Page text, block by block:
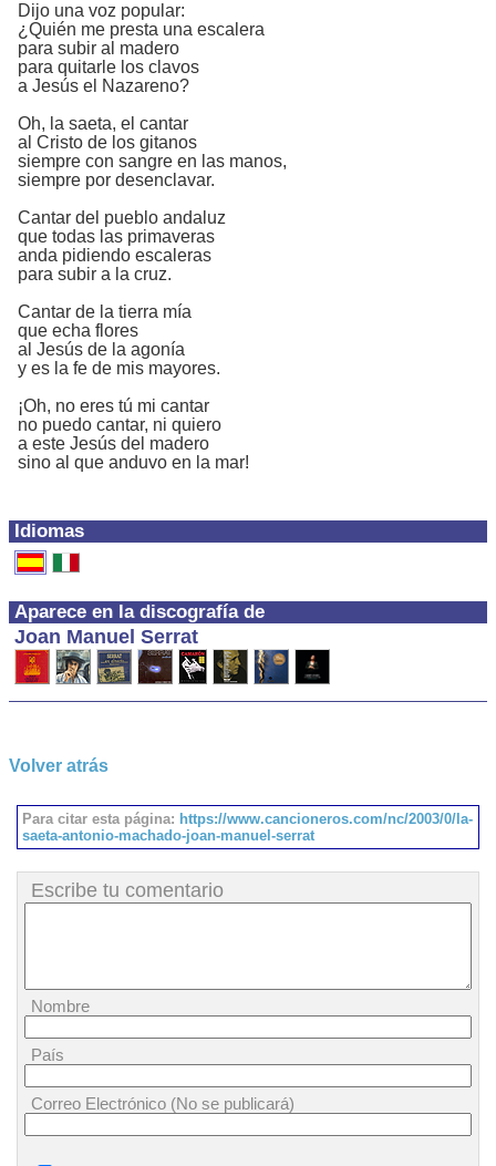
Idiomas
Aparece en la discografía de
Joan Manuel Serrat
Dijo una voz popular:
¿Quién me presta una escalera
para subir al madero
para quitarle los clavos
a Jesús el Nazareno?
Oh, la saeta, el cantar
al Cristo de los gitanos
siempre con sangre en las manos,
siempre por desenclavar.
Cantar del pueblo andaluz
que todas las primaveras
anda pidiendo escaleras
para subir a la cruz.
Cantar de la tierra mía
que echa flores
al Jesús de la agonía
y es la fe de mis mayores.
¡Oh, no eres tú mi cantar
no puedo cantar, ni quiero
a este Jesús del madero
sino al que anduvo en la mar!
Volver atrás
Para citar esta página: https://www.cancioneros.com/nc/2003/0/la-
saeta-antonio-machado-joan-manuel-serrat
Escribe tu comentario
Nombre
País
Correo Electrónico (No se publicará)